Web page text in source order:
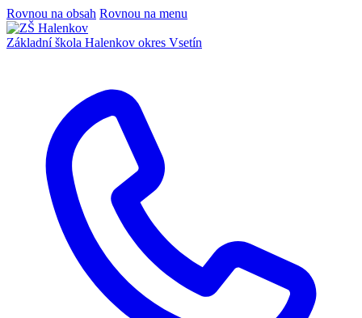
Rovnou na obsah Rovnou na menu
Základní škola Halenkov okres Vsetín